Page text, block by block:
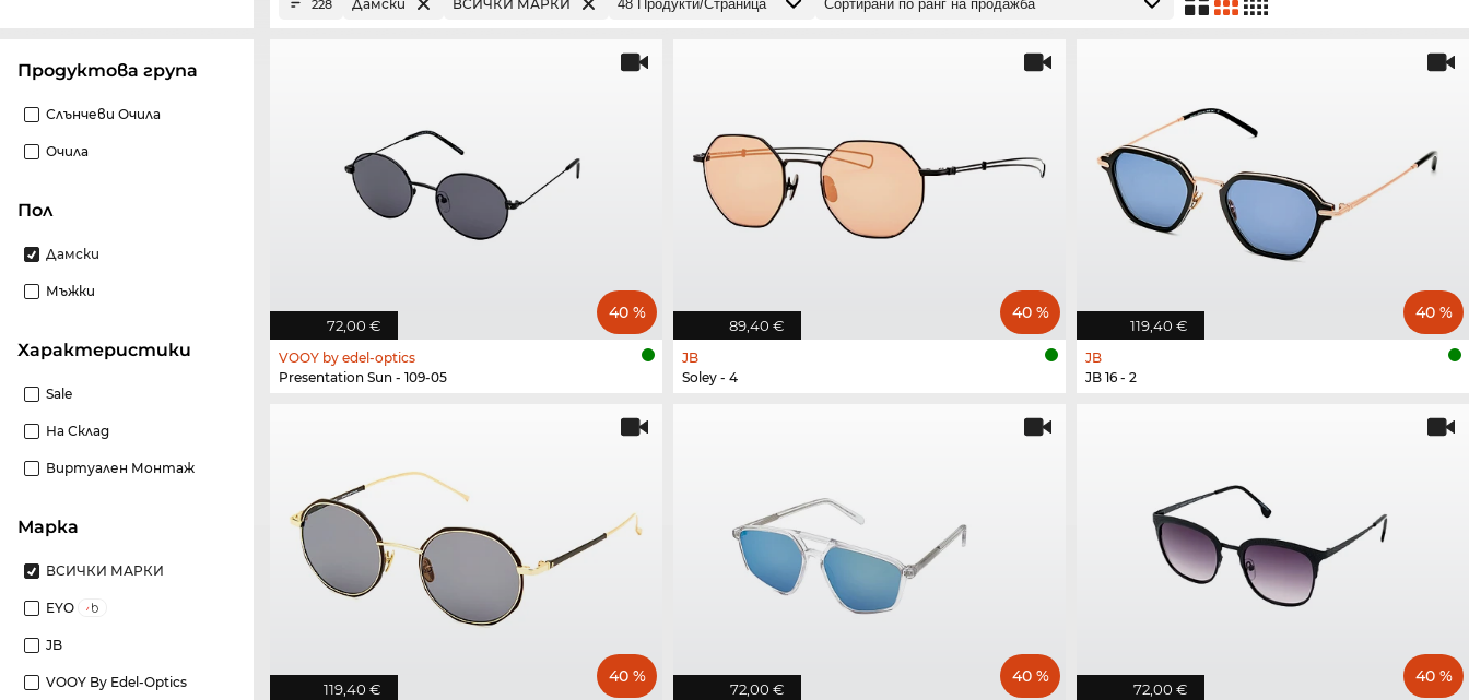
Продуктова група
Слънчеви Очила
Очила
Пол
Дамски
Мъжки
Характеристики
Sale
На Склад
Виртуален Монтаж
Марка
ВСИЧКИ МАРКИ
EYO
JB
VOOY By Edel-Optics
228 Дамски ВСИЧКИ МАРКИ
72,00 €
40 %
VOOY by edel-optics
Presentation Sun - 109-05
89,40 €
40 %
JB
Soley - 4
119,40 €
40 %
JB
JB 16 - 2
119,40 €
40 %
72,00 €
40 %
72,00 €
40 %